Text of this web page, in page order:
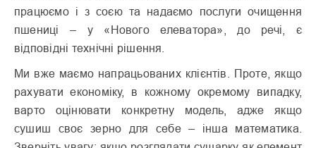
працюємо і з соєю та надаємо послуги очищення
пшениці – у «Нового елеватора», до речі, є
відповідні технічні рішення.
Ми вже маємо напрацьованих клієнтів. Проте, якщо
рахувати економіку, в кожному окремому випадку,
варто оцінювати конкретну модель, адже якщо
сушиш своє зерно для себе – інша математика.